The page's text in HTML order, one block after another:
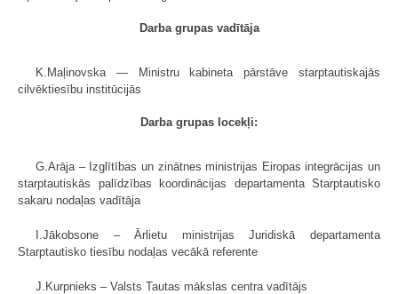
Darba grupas vadītāja
K.Maļinovska — Ministru kabineta pārstāve starptautiskajās
cilvēktiesību institūcijās
Darba grupas locekļi:
G.Arāja – Izglītības un zinātnes ministrijas Eiropas integrācijas un
starptautiskās palīdzības koordinācijas departamenta Starptautisko
sakaru nodaļas vadītāja
I.Jākobsone – Ārlietu ministrijas Juridiskā departamenta
Starptautisko tiesību nodaļas vecākā referente
J.Kurpnieks – Valsts Tautas mākslas centra vadītājs